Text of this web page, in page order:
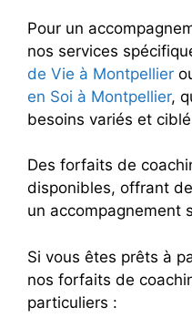
Pour un
nos services
de Vie à Montpellier
en Soi à Montpellier,
besoins variés et
Des forfaits de
disponibles, offrant
un accompagnement
Si vous êtes prêts à
nos forfaits de
particuliers :